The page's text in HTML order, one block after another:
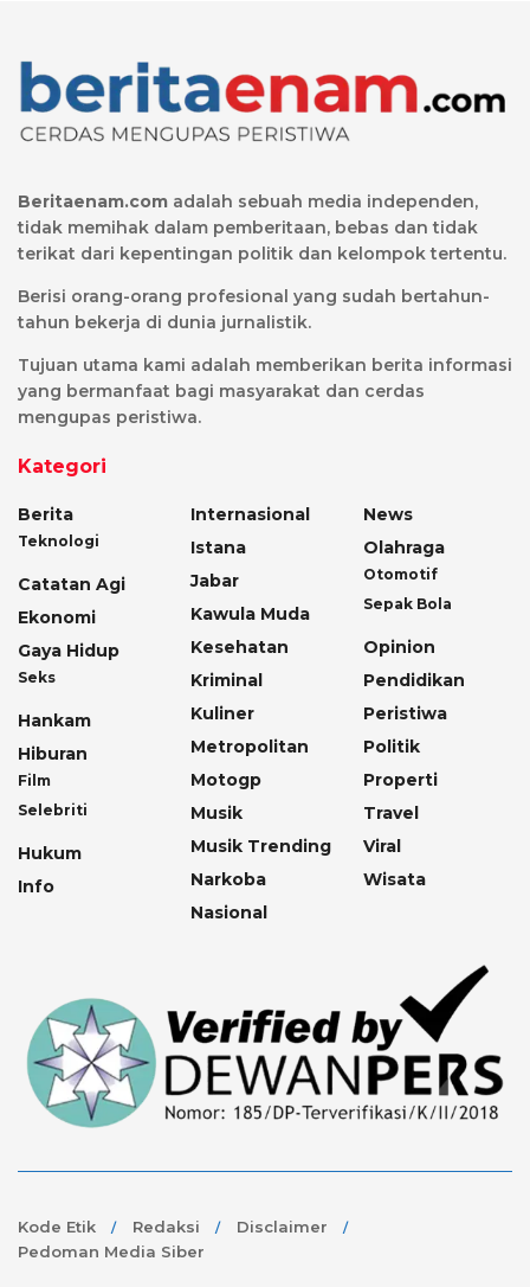
Beritaenam.com adalah sebuah media independen,
tidak memihak dalam pemberitaan, bebas dan tidak
terikat dari kepentingan politik dan kelompok tertentu.
Berisi orang-orang profesional yang sudah bertahun-
tahun bekerja di dunia jurnalistik.
Tujuan utama kami adalah memberikan berita informasi
yang bermanfaat bagi masyarakat dan cerdas
mengupas peristiwa.
Kategori
Berita
Teknologi
Catatan Agi
Ekonomi
Gaya Hidup
Seks
Hankam
Hiburan
Film
Selebriti
Hukum
Info
Internasional
Istana
Jabar
Kawula Muda
Kesehatan
Kriminal
Kuliner
Metropolitan
Motogp
Musik
Musik Trending
Narkoba
Nasional
News
Olahraga
Otomotif
Sepak Bola
Opinion
Pendidikan
Peristiwa
Politik
Properti
Travel
Viral
Wisata
Kode Etik Redaksi
Disclaimer
Pedoman Media Siber